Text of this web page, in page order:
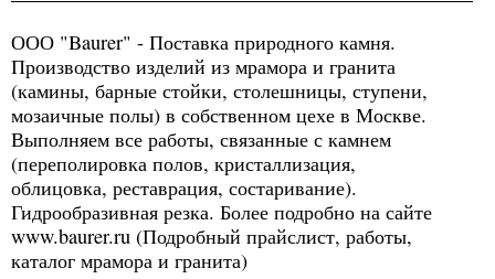
ООО "Baurer" - Поставка природного камня.
Производство изделий из мрамора и гранита
(камины, барные стойки, столешницы, ступени,
мозаичные полы) в собственном цехе в Москве.
Выполняем все работы, связанные с камнем
(переполировка полов, кристаллизация,
облицовка, реставрация, состаривание).
Гидрообразивная резка. Более подробно на сайте
www.baurer.ru (Подробный прайслист, работы,
каталог мрамора и гранита)